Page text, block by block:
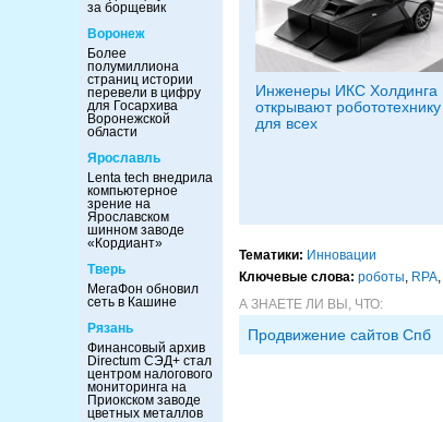
за борщевик
Воронеж
Более
полумиллиона
страниц истории
перевели в цифру
для Госархива
Воронежской
области
Ярославль
Lenta tech внедрила
компьютерное
зрение на
Ярославском
шинном заводе
«Кордиант»
Тверь
МегаФон обновил
сеть в Кашине
Рязань
Финансовый архив
Directum СЭД+ стал
центром налогового
мониторинга на
Приокском заводе
цветных металлов
Инженеры ИКС Холдинга
открывают робототехнику
для всех
Тематики: Инновации
Ключевые слова: роботы, RPA,
А ЗНАЕТЕ ЛИ ВЫ, ЧТО:
Продвижение сайтов Спб